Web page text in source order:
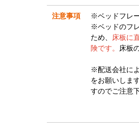
注意事項
※ベッドフレ
※ベッドのフ
ため、 床板に
険です。 床板
※配送会社に
をお願いしま
すのでご注意